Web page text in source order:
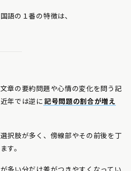
語の１番の特徴は、
章の要約問題や心情の変化を問う記
年では逆に 記号問題の割合が増え
択肢が多く、傍線部やその前後を丁
す。